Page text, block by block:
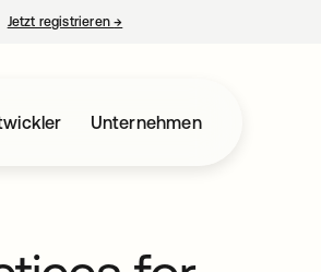
Jetzt registrieren→
Unternehmen